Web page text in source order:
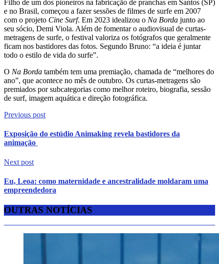
Filho de um dos pioneiros na fabricação de pranchas em Santos (SP)
e no Brasil, começou a fazer sessões de filmes de surfe em 2007
com o projeto Cine Surf. Em 2023 idealizou o Na Borda junto ao
seu sócio, Demi Viola. Além de fomentar o audiovisual de curtas-
metragens de surfe, o festival valoriza os fotógrafos que geralmente
ficam nos bastidores das fotos. Segundo Bruno: “a ideia é juntar
todo o estilo de vida do surfe”.
O Na Borda também tem uma premiação, chamada de “melhores do
ano”, que acontece no mês de outubro. Os curtas-metragens são
premiados por subcategorias como melhor roteiro, biografia, sessão
de surf, imagem aquática e direção fotográfica.
Previous post
Exposição do estúdio Animaking revela bastidores da
animação
Next post
Eu, Leoa: como maternidade e ancestralidade moldaram uma
empreendedora
OUTRAS NOTÍCIAS